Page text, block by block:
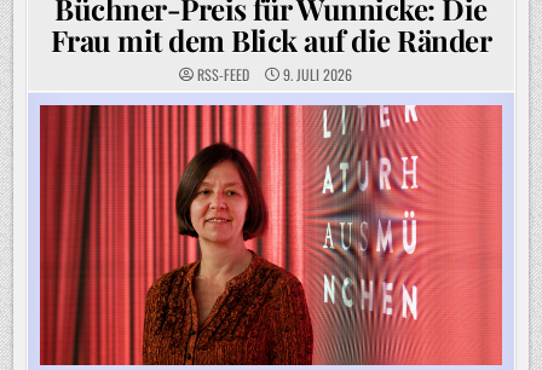
Büchner-Preis für Wunnicke: Die
Frau mit dem Blick auf die Ränder
RSS-FEED 9. JULI 2026